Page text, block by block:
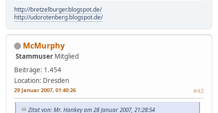
http://bretzelburger.blogspot.de/
http://udorotenberg.blogspot.de/
McMurphy
Stammuser Mitglied
Beiträge: 1.454
Location: Dresden
29 Januar 2007, 01:40:26 #42
Zitat von: Mr. Hankey am 28 Januar 2007, 21:28:54